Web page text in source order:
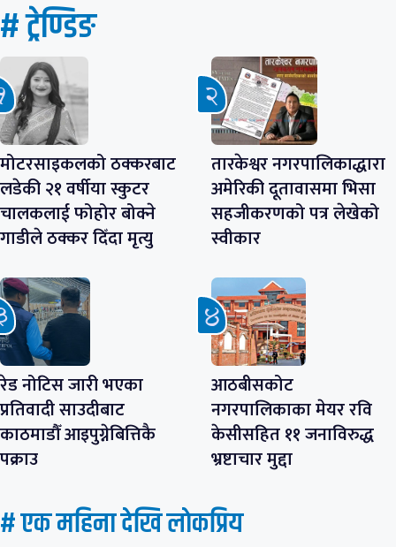
# ट्रेण्डिङ
मोटरसाइकलको ठक्करबाट
लडेकी २१ वर्षीया स्कुटर
चालकलाई फोहोर बोक्ने
गाडीले ठक्कर दिँदा मृत्यु
तारकेश्वर नगरपालिकाद्धारा
अमेरिकी दूतावासमा भिसा
सहजीकरणको पत्र लेखेको
स्वीकार
रेड नोटिस जारी भएका
प्रतिवादी साउदीबाट
काठमाडौँ आइपुग्नेबित्तिकै
पक्राउ
आठबीसकोट
नगरपालिकाका मेयर रवि
केसीसहित ११ जनाविरुद्ध
भ्रष्टाचार मुद्दा
# एक महिना देखि लाेकप्रिय